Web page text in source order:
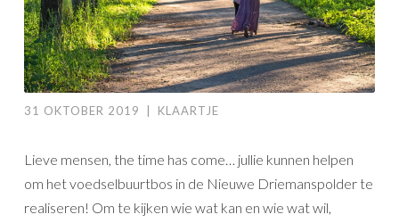
31 OKTOBER 2019 KLAARTJE
Lieve mensen, the time has come… jullie kunnen helpen
om het voedselbuurtbos in de Nieuwe Driemanspolder te
realiseren! Om te kijken wie wat kan en wie wat wil,